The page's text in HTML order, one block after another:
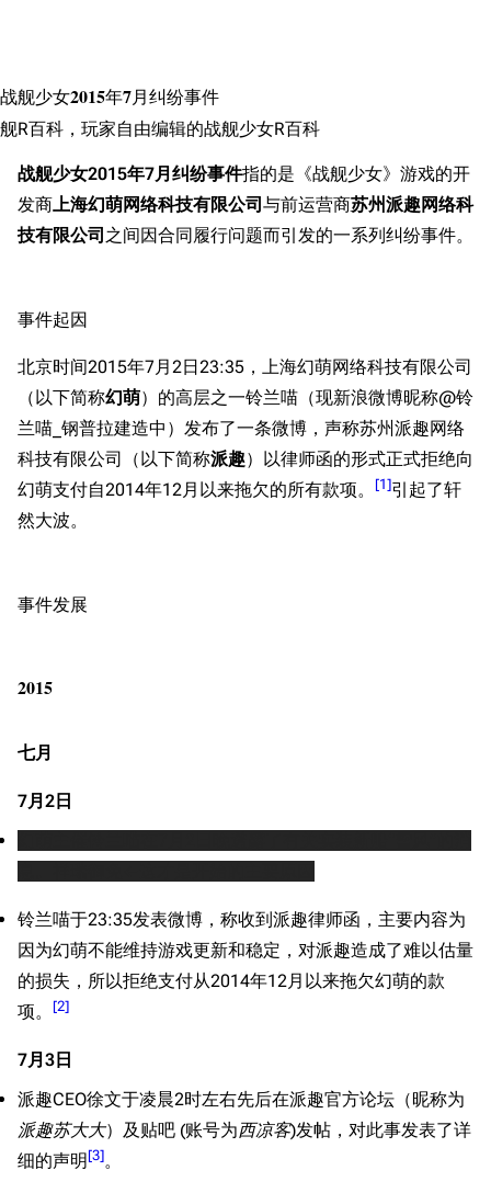
战舰少女2015年7月纠纷事件
舰R百科，玩家自由编辑的战舰少女R百科
战舰少女2015年7月纠纷事件指的是《战舰少女》游戏的开
发商上海幻萌网络科技有限公司与前运营商苏州派趣网络科
技有限公司 之间因合同履行问题而引发的一系列纠纷事件。
事件起因
北京时间2015年7月2日23:35，上海幻萌网络科技有限公司
（以下简称幻萌）的高层之一铃兰喵（现新浪微博昵称@铃
兰喵_钢普拉建造中）发布了一条微博，声称苏州派趣网络
科技有限公司（以下简称派趣）以律师函的形式正式拒绝向
幻萌支付自2014年12月以来拖欠的所有款项。
[1]引起了轩
然大波。
事件发展
2015
七月
7月2日
铃兰喵于23:35发表微博，称收到派趣律师函，主要内容为
因为幻萌不能维持游戏更新和稳定，对派趣造成了难以估量
的损失，所以拒绝支付从2014年12月以来拖欠幻萌的款
项。
[2]
7月3日
派趣CEO徐文于凌晨2时左右先后在派趣官方论坛（昵称为
派趣苏大大）及贴吧 (账号为西凉客)发帖，对此事发表了详
细的声明[3]。